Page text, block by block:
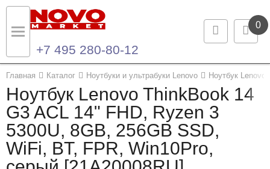
0
+7 495 280-80-12
Главная Каталог Ноутбуки и ультрабуки Lenovo Ноутбук
Ноутбук Lenovo ThinkBook 14
G3 ACL 14" FHD, Ryzen 3
5300U, 8GB, 256GB SSD,
WiFi, BT, FPR, Win10Pro,
Назад
Каталог продукции
Ноутбуки и ультрабуки
Компьютеры
Назад
Контакты
Контактная информация